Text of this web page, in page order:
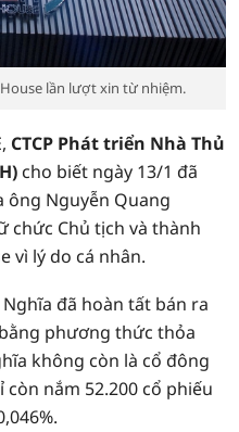
lần lượt xin từ nhiệm.
CTCP Phát triển Nhà Thủ
cho biết ngày 13/1 đã
Nguyễn Quang
chức Chủ tịch và thành
vì lý do cá nhân.
đã hoàn tất bán ra
phương thức thỏa
không còn là cổ đông
còn nắm 52.200 cổ phiếu